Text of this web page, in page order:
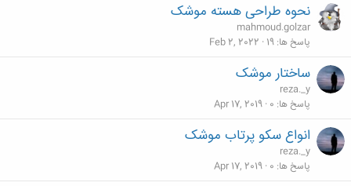
نحوه طراحی هسته موشک
mahmoud.golzar
پاسخ ها 19
Feb 2, 2022
ساختار موشک
reza._y
پاسخ ها 0
Apr 17, 2019
انواع سکو پرتاب موشک
reza._y
پاسخ ها 0
Apr 17, 2019